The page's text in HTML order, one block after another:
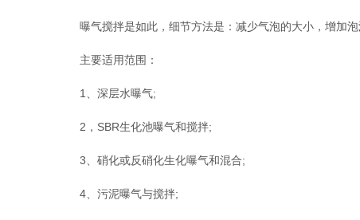
曝气搅拌是如此，细节方法是：减少气泡的大小，增加泡
主要适用范围：
1、深层水曝气;
2，SBR生化池曝气和搅拌;
3、硝化或反硝化生化曝气和混合;
4、污泥曝气与搅拌;